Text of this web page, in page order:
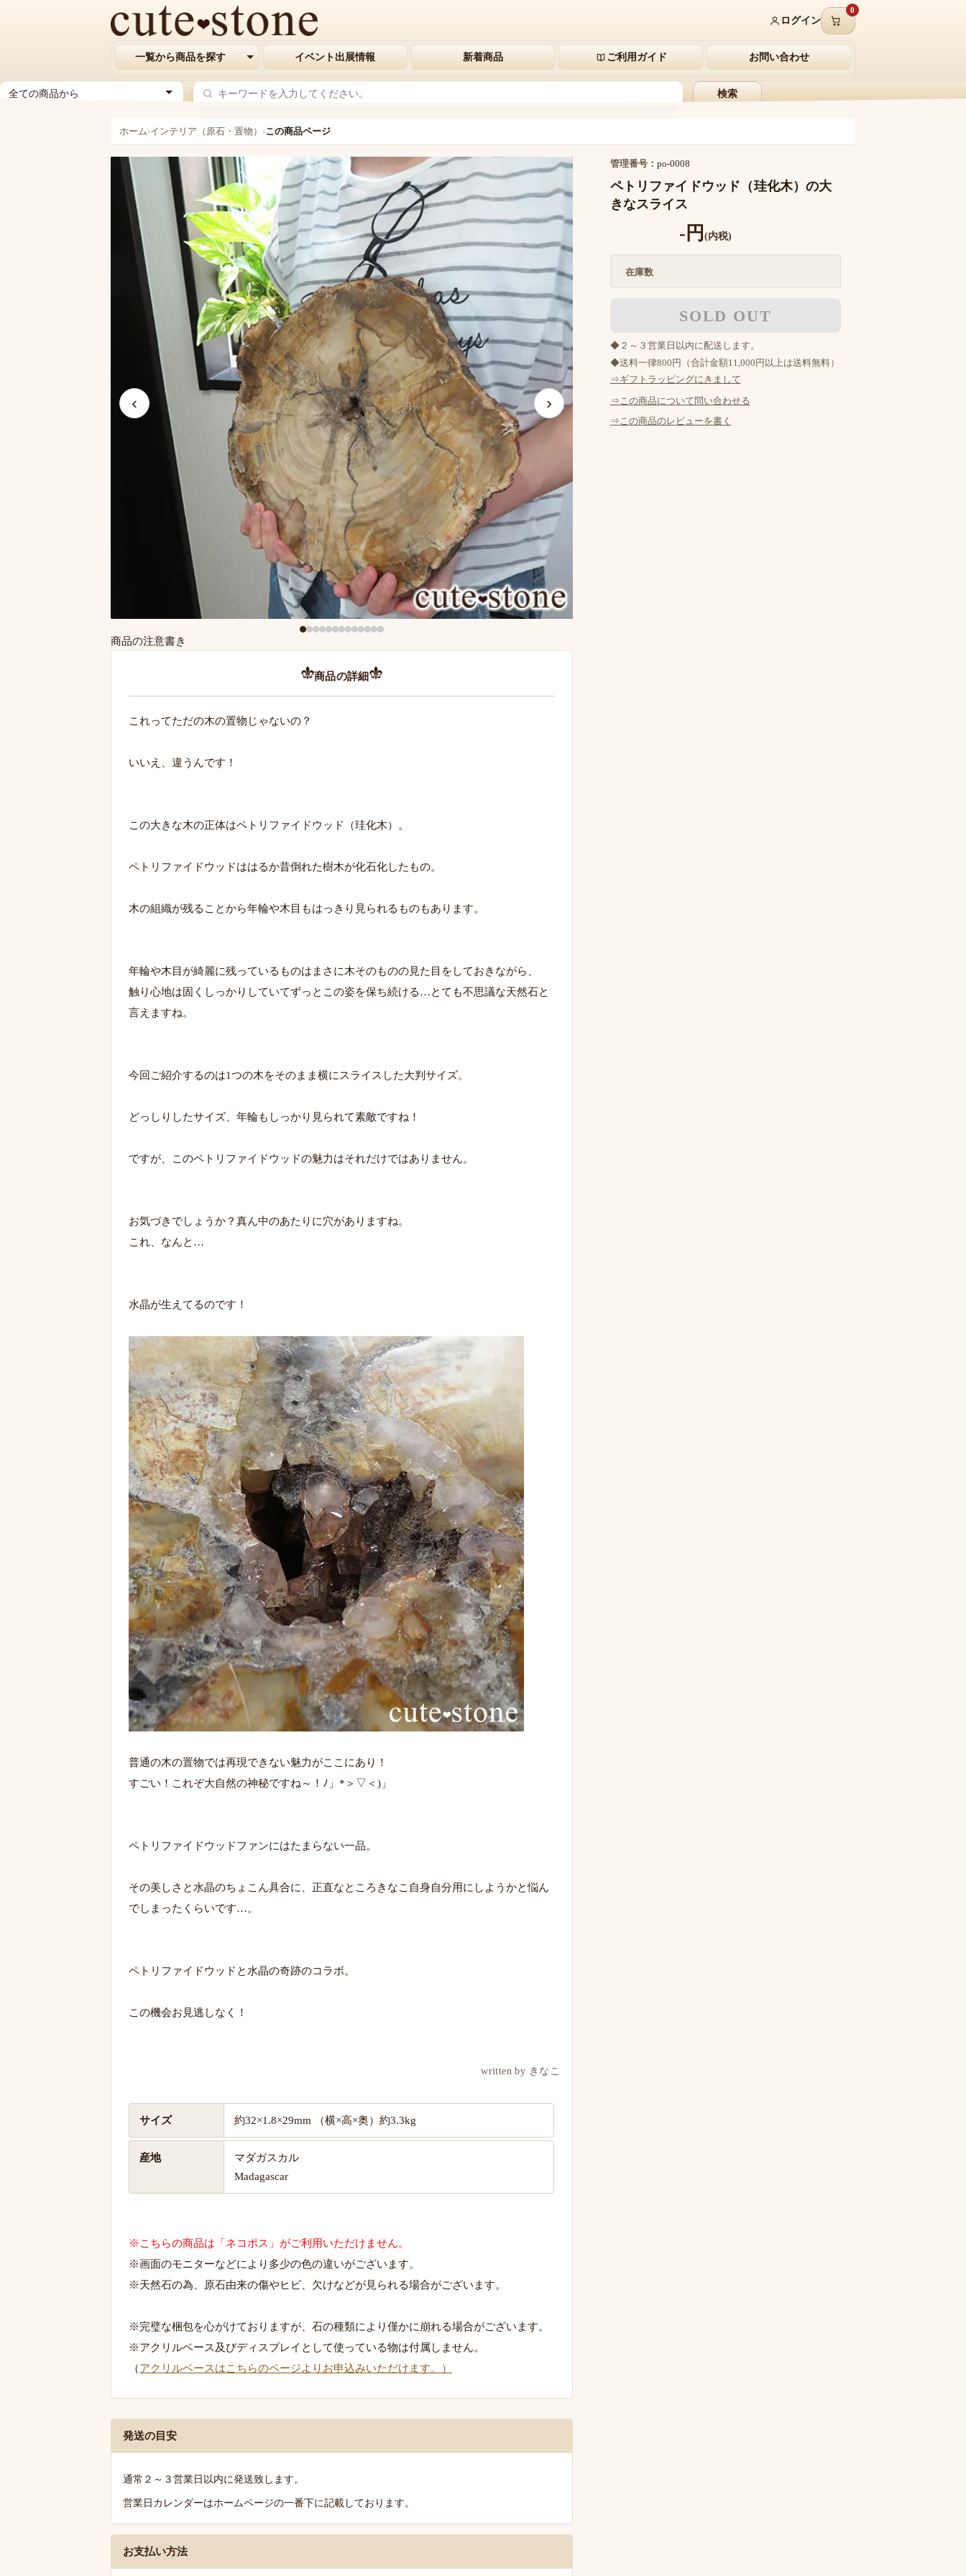
ログイン
0
一覧から商品を探す イベント出展情報 新着商品 ご利用ガイド お問い合わせ
ジ
検索
ホーム›インテリア（原石・置物） ›この商品ページ
‹ ›
商品の注意書き
商品の詳細
これってただの木の置物じゃないの？
いいえ、違うんです！
この大きな木の正体はペトリファイドウッド（珪化木）。
ペトリファイドウッドははるか昔倒れた樹木が化石化したもの。
木の組織が残ることから年輪や木目もはっきり見られるものもあります。
年輪や木目が綺麗に残っているものはまさに木そのものの見た目をしておきながら、
触り心地は固くしっかりしていてずっとこの姿を保ち続ける…とても不思議な天然石と
言えますね。
今回ご紹介するのは1つの木をそのまま横にスライスした大判サイズ。
どっしりしたサイズ、年輪もしっかり見られて素敵ですね！
ですが、このペトリファイドウッドの魅力はそれだけではありません。
お気づきでしょうか？真ん中のあたりに穴がありますね。
これ、なんと…
水晶が生えてるのです！
普通の木の置物では再現できない魅力がここにあり！
すごい！これぞ大自然の神秘ですね～！ﾉ」*＞▽＜)」
ペトリファイドウッドファンにはたまらない一品。
その美しさと水晶のちょこん具合に、正直なところきなこ自身自分用にしようかと悩ん
でしまったくらいです…。
ペトリファイドウッドと水晶の奇跡のコラボ。
この機会お見逃しなく！
written by きなこ
サイズ 約32×1.8×29mm （横×高×奥）約3.3kg
産地
マダガスカル
Madagascar
※こちらの商品は「ネコポス」がご利用いただけません。
※画面のモニターなどにより多少の色の違いがございます。
※天然石の為、原石由来の傷やヒビ、欠けなどが見られる場合がございます。
※完璧な梱包を心がけておりますが、石の種類により僅かに崩れる場合がございます。
※アクリルベース及びディスプレイとして使っている物は付属しません。
（アクリルベースはこちらのページよりお申込みいただけます。）
い・
料
発送の目安
通常２～３営業日以内に発送致します。
営業日カレンダーはホームページの一番下に記載しております。
お支払い方法
管理番号： po-0008
ペトリファイドウッド（珪化木）の大
きなスライス
-円 (内税)
在庫数
SOLD OUT
◆２～３営業日以内に配送します。
◆送料一律800円（合計金額11,000円以上は送料無料）
⇒ギフトラッピングにきまして
⇒この商品について問い合わせる
⇒この商品のレビューを書く